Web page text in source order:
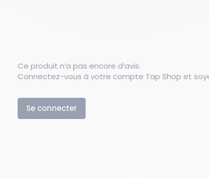
Ce produit n’a pas encore d’avis.
Connectez-vous à votre compte Tap Shop et
Se connecter